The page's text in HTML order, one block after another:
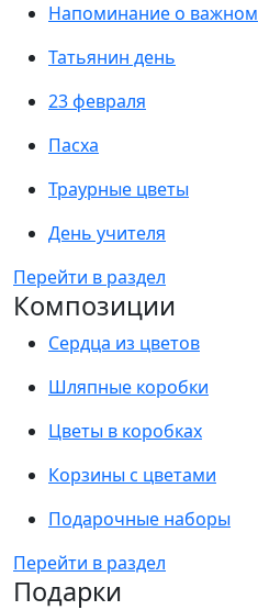
Напоминание о важном
Татьянин день
23 февраля
Пасха
Траурные цветы
День учителя
Перейти в раздел
Композиции
Сердца из цветов
Шляпные коробки
Цветы в коробках
Корзины с цветами
Подарочные наборы
Перейти в раздел
Подарки